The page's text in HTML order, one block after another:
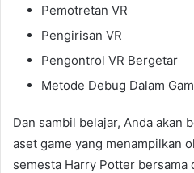
Pemotretan VR
Pengirisan VR
Pengontrol VR Bergetar
Metode Debug Dalam
Dan sambil belajar, Anda akan
aset game yang menampilkan
semesta Harry Potter bersama